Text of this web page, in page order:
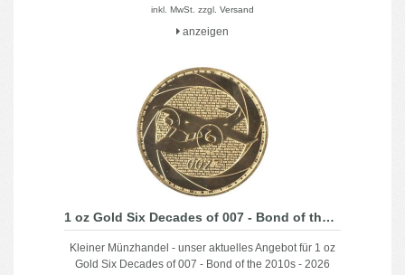
anzeigen
inkl. MwSt. zzgl. Versand
1 oz Gold Six Decades of 007 - Bond of the 2010s - 2026
Kleiner Münzhandel - unser aktuelles Angebot für 1 oz
Gold Six Decades of 007 - Bond of the 2010s - 2026